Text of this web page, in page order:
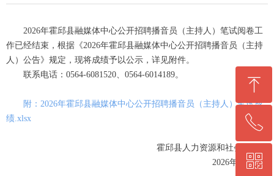
2026年霍邱县融媒体中心公开招聘播音员（主持人）笔试阅卷工
作已经结束，根据《2026年霍邱县融媒体中心公开招聘播音员（主持
人）公告》规定，现将成绩予以公示，详见附件。
联系电话：0564-6081520、0564-6014189。
附：2026年霍邱县融媒体中心公开招聘播音员（主持人）笔试成
绩.xlsx
霍邱县人力资源和社会保障局
2026年5月27日
ꁸ
回到顶部
ꂅ
0564-5330860
ꀥ